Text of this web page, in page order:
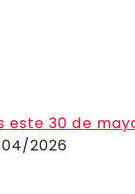
este 30 de
2026